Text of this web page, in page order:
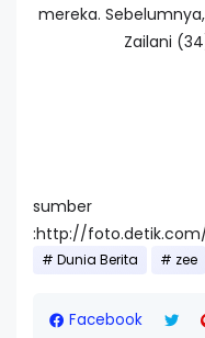
mereka.
Zailani
sumber
:http://foto.detik.com/
Dunia Berita zee
Facebook